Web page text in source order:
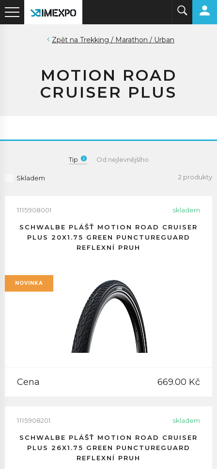
Trekking / Marathon / Urban
MOTION ROAD
CRUISER PLUS
Tip Od nejlevnějšího
Skladem 2 produkty
1115908001 skladem
SCHWALBE PLÁŠŤ MOTION ROAD CRUISER
PLUS 20X1.75 GREEN PUNCTUREGUARD
REFLEXNÍ PRUH
NOVINKA
Cena 669.00 Kč
1115908201 skladem
SCHWALBE PLÁŠŤ MOTION ROAD CRUISER
PLUS 26X1.75 GREEN PUNCTUREGUARD
REFLEXNÍ PRUH